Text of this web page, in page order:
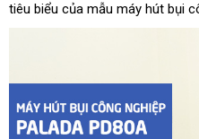
tiêu biểu của mẫu máy hút bụi